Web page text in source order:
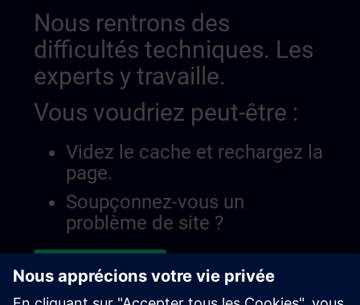
Nous rentrons des
difficultés techniques. Les
experts y travaille.
Vous voudriez peut-être :
Videz le cache et rechargez la
page.
Soupçonnez-vous un
problème de site ?